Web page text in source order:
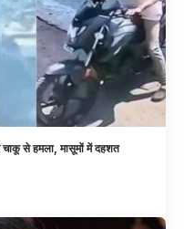
चाकू से हमला, मासूमों में दहशत